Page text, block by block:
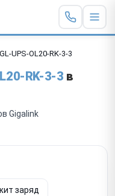
UPS-OL20-RK-3-3
RK-3-3 в
Gigalink
заряд